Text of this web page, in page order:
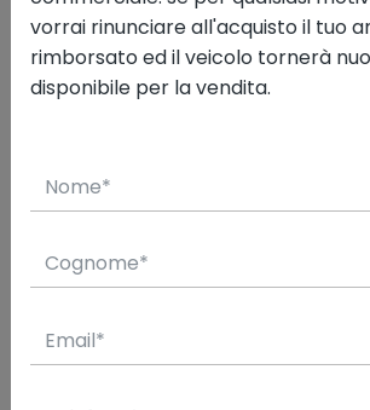
9/2019 101.000
permuta sui prezzi delle nostre
veloce!
vorrai rinunciare all'acquisto il tuo
rimborsato ed il veicolo tornerà
disponibile per la vendita.